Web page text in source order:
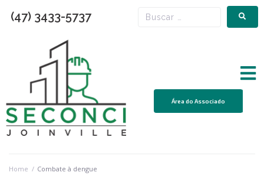
(47) 3433-5737
Área do Associado
Home / Combate à dengue